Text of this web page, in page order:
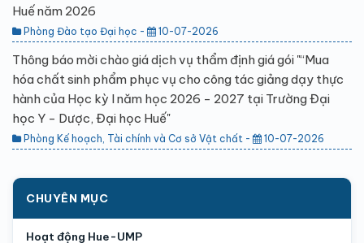
Huế năm 2026
Phòng Đào tạo Đại học - 10-07-2026
Thông báo mời chào giá dịch vụ thẩm định giá gói "“Mua
hóa chất sinh phẩm phục vụ cho công tác giảng dạy thực
hành của Học kỳ I năm học 2026 - 2027 tại Trường Đại
học Y - Dược, Đại học Huế"
Phòng Kế hoạch, Tài chính và Cơ sở Vật chất - 10-07-2026
CHUYÊN MỤC
Hoạt động Hue-UMP